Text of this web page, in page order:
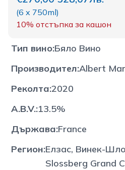
(6 x 750ml)
10% отстъпка за кашон
Тип вино:Бяло Вино
Производител:Albert
Реколта:2020
A.B.V.:13.5%
Държава:France
Регион:Елзас, Винек-
Slossberg Grand